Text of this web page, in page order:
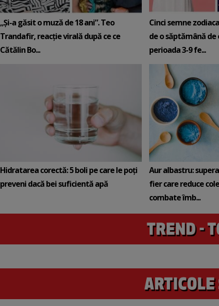
„Și-a găsit o muză de 18 ani”. Teo
Trandafir, reacție virală după ce ce
Cătălin Bo...
Cinci semne
de o săptămână de
perioada 3-9 fe...
Hidratarea corectă: 5 boli pe care le poți
preveni dacă bei suficientă apă
Aur albastru:
fier care reduce
combate îmb...